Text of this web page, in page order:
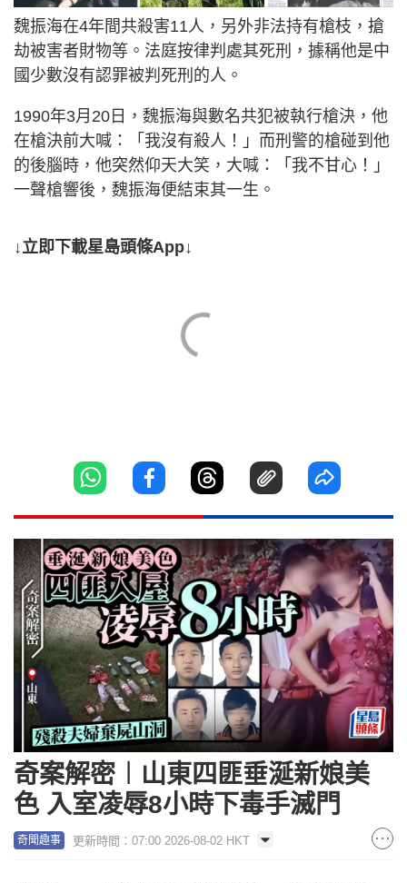
魏振海在4年間共殺害11人，另外非法持有槍枝，搶
劫被害者財物等。法庭按律判處其死刑，據稱他是中
國少數沒有認罪被判死刑的人。
1990年3月20日，魏振海與數名共犯被執行槍決，他
在槍決前大喊：「我沒有殺人！」而刑警的槍碰到他
的後腦時，他突然仰天大笑，大喊：「我不甘心！」
一聲槍響後，魏振海便結束其一生。
↓立即下載星島頭條App↓
奇案解密︱山東四匪垂涎新娘美
色 入室凌辱8小時下毒手滅門
奇聞趣事 更新時間：07:00 2026-08-02 HKT